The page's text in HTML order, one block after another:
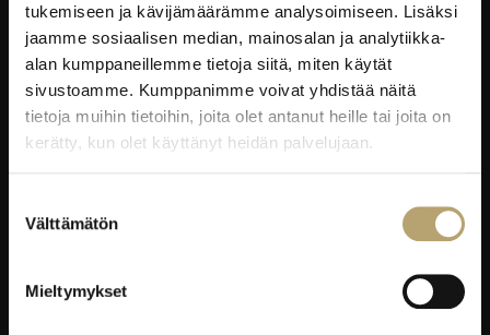
tukemiseen ja kävijämäärämme analysoimiseen. Lisäksi
jaamme sosiaalisen median, mainosalan ja analytiikka-
alan kumppaneillemme tietoja siitä, miten käytät
sivustoamme. Kumppanimme voivat yhdistää näitä
tietoja muihin tietoihin, joita olet antanut heille tai joita on
kerätty, kun olet käyttänyt heidän palvelujaan.
valinta
Välttämätön
Mieltymykset
RAVINTOLAPALVELUT
EduCafé
Ruokalistat